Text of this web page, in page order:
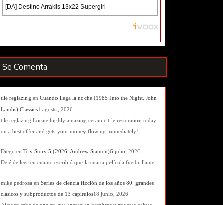
Se Comenta
tile reglazing en Cuando llega la noche (1985 Into the Night. John
Landis) Classics1 agosto, 2026
tile reglazing Locate highly amazing ceramic tile restoration today
on a best offer and gets your money flowing immediately!
Diego en Toy Story 5 (2026. Andrew Stanton)6 julio, 2026
Dejé de leer en cuanto escribió que la cuarta película fue brillante...
mike pedrosa en Series de ciencia ficción de los años 80: grandes
clásicos y subproductos de 13 capítulos18 junio, 2026